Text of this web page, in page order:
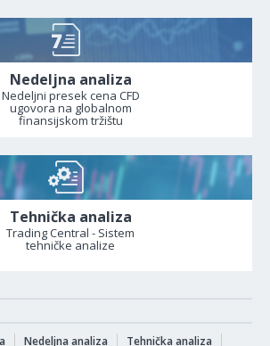
Nedeljna analiza
Nedeljni presek cena CFD
ugovora na globalnom
finansijskom tržištu
Tehnička analiza
Trading Central - Sistem
tehničke analize
Nedeljna analiza Tehnička analiza